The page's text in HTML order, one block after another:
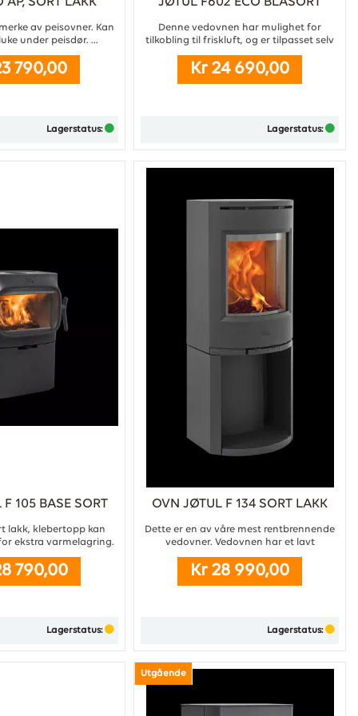
av peisovner. Kan
under peisdør. ...
790,00
Lagerstatus:
Denne vedovnen har mulighet for
tilkobling til friskluft, og er tilpasset selv
de mest krevende moderne hjem. Som
standard leveres den med en høyeffektiv
kokeplate, og kan i tillegg utstyres med
Kr 24 690,00
Lagerstatus:
105 BASE SORT
lakk, klebertopp kan
ekstra varmelagring.
790,00
Lagerstatus:
OVN JØTUL F 134 SORT LAKK
Dette er en av våre mest rentbrennende
vedovner. Vedovnen har et lavt
samt mulighet for friskluftstilkobling for
optimal varme i lavenergihus. ...
Kr 28 990,00
Lagerstatus:
Utgående